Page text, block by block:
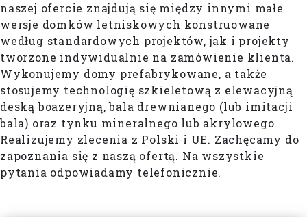
naszej ofercie znajdują się między innymi małe
wersje domków letniskowych konstruowane
według standardowych projektów, jak i projekty
tworzone indywidualnie na zamówienie klienta.
Wykonujemy domy prefabrykowane, a także
stosujemy technologię szkieletową z elewacyjną
deską boazeryjną, bala drewnianego (lub imitacji
bala) oraz tynku mineralnego lub akrylowego.
Realizujemy zlecenia z Polski i UE. Zachęcamy do
zapoznania się z naszą ofertą. Na wszystkie
pytania odpowiadamy telefonicznie.